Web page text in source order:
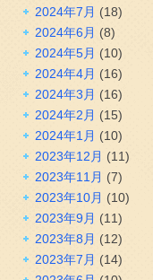
2024年7月 (18)
2024年6月 (8)
2024年5月 (10)
2024年4月 (16)
2024年3月 (16)
2024年2月 (15)
2024年1月 (10)
2023年12月 (11)
2023年11月 (7)
2023年10月 (10)
2023年9月 (11)
2023年8月 (12)
2023年7月 (14)